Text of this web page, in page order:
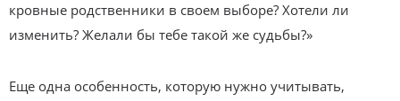
кровные родственники в своем выборе? Хотели ли
изменить? Желали бы тебе такой же судьбы?»
Еще одна особенность, которую нужно учитывать,